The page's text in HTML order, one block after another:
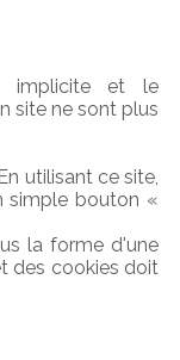
implicite et le
site ne sont plus
utilisant ce site,
simple bouton «
la forme d'une
des cookies doit